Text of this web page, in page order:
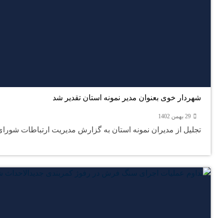
شهردار خوی بعنوان مدیر نمونه استان تقدیر شد
29 بهمن 1402
تجلیل از مدیران نمونه استان به گزارش مدیریت ارتباطات